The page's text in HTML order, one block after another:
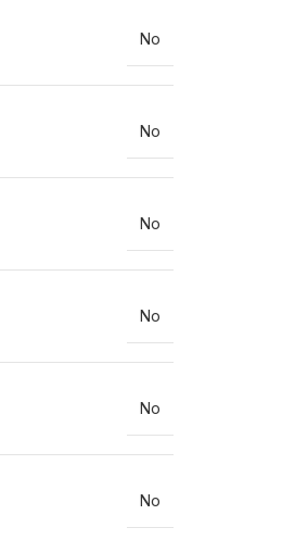
No
No
No
No
No
No